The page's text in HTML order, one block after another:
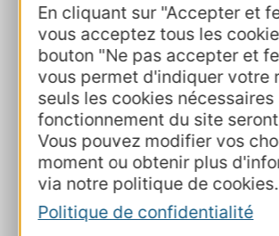
En cliquant sur "Accepter et
vous acceptez tous les
bouton "Ne pas accepter et
vous permet d'indiquer votre
seuls les cookies nécessaires
fonctionnement du site
Vous pouvez modifier vos
moment ou obtenir plus
via notre politique de cookies.
Politique de confidentialité
avoir confiance, il faut se
Les OT ont appris à
fonctionnements, besoins
Florence, Marine et Isabelle
dessiné une organisation
image. Le fameux facteur
Elles se complètent et se
en cas de besoin.
La transparence: il faut